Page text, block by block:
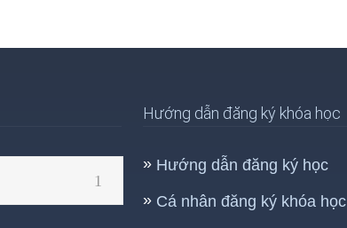
Hướng dẫn đăng ký khóa học
Hướng dẫn đăng ký học
Cá nhân đăng ký khóa học